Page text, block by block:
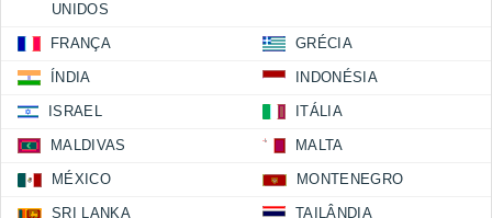
UNIDOS
FRANÇA GRÉCIA
ÍNDIA INDONÉSIA
ISRAEL ITÁLIA
MALDIVAS MALTA
MÉXICO MONTENEGRO
SRI LANKA TAILÂNDIA